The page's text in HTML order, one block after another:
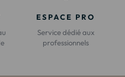
ESPACE PRO
Service dédié aux
professionnels